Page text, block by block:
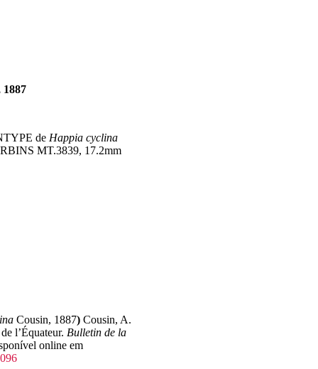
1887
de Happia cyclina
MT.3839, 17.2mm
Cousin, 1887) Cousin, A.
l’Équateur. Bulletin de la
online em